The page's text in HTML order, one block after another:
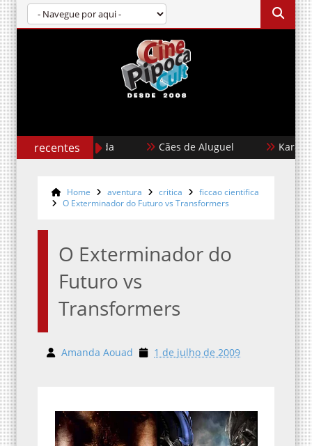
recentes Cães de Aluguel Karate Kid:
Home aventura critica
ficcao cientifica
O Exterminador do Futuro vs Transformers
O Exterminador do
Futuro vs
Transformers
Amanda Aouad 1 de julho de 2009